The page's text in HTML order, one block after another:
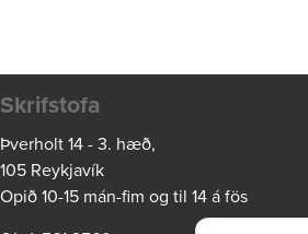
Skrifstofa
Þverholt 14 - 3. hæð,
105 Reykjavík
Opið 10-15 mán-fim og til 14 á fös